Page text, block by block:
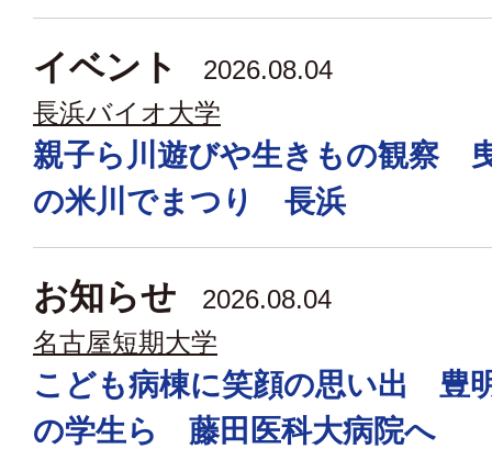
イベント
2026.08.04
長浜バイオ大学
親子ら川遊びや生きもの観察
の米川でまつり 長浜
お知らせ
2026.08.04
名古屋短期大学
こども病棟に笑顔の思い出 豊
の学生ら 藤田医科大病院へ